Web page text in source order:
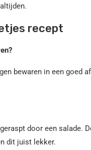
recept
bewaren in een goed
door een salade.
dit juist lekker.